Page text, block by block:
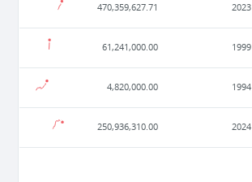
2023
470,359,627.71
1999
61,241,000.00
1994
4,820,000.00
2024
250,936,310.00